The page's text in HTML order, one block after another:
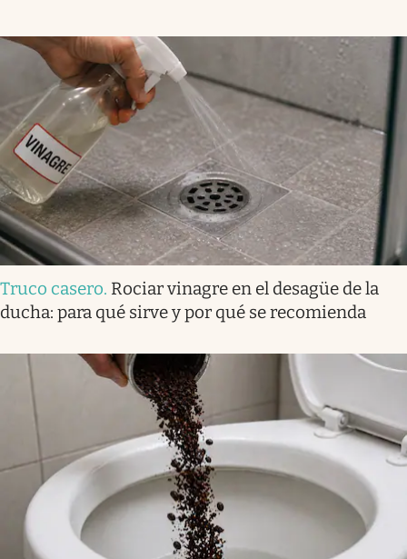
Truco casero. Rociar vinagre en el desagüe de la
ducha: para qué sirve y por qué se recomienda